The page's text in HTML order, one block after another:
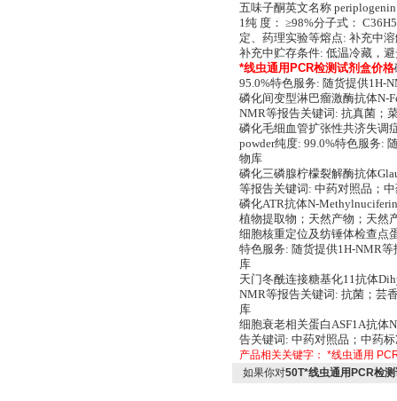
五味子酮英文名称 periplogenin
1纯 度： ≥98%分子式：
定、药理实验等熔点: 补充中
补充中贮存条件: 低温冷藏，
*线虫通用PCR检测试剂盒价格
95.0%特色服务: 随货提供1H-
磷化间变型淋巴瘤激酶抗体N-
NMR等报告关键词: 抗真菌；
磷化毛细血管扩张性共济失调
powder纯度: 99.0%特色服务:
物库
磷化三磷腺柠檬裂解酶抗体
等报告关键词: 中药对照品；
磷化ATR抗体N-
植物提取物；天然产物；天然
细胞核重定位及纺锤体检查点
特色服务: 随货提供1H-NMR
库
天门冬酰连接糖基化11抗体
NMR等报告关键词: 抗菌；芸
库
细胞衰老相关蛋白ASF1A抗体
告关键词: 中药对照品；中药
产品相关关键字： *线虫通用
如果你对50T*线虫通用PCR检